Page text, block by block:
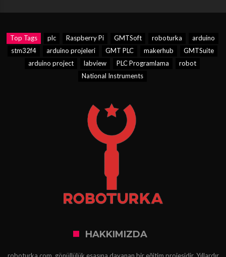
Top Tags plc Raspberry Pi GMTSoft roboturka
arduino
stm32f4
arduino projeleri GMT PLC makerhub
GMTSuite
arduino project
labview PLC Programlama
robot
National Instruments
HAKKIMIZDA
roboturka.com, gönüllülük esasına dayanan bir eğitim projesidir. Yıllardır